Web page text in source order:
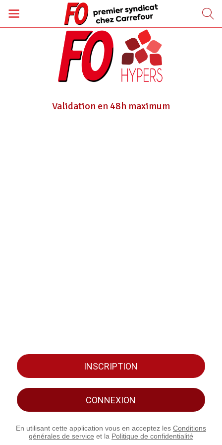
Validation en 48h maximum
INSCRIPTION
CONNEXION
En utilisant cette application vous en acceptez les Conditions
générales de service et la Politique de confidentialité